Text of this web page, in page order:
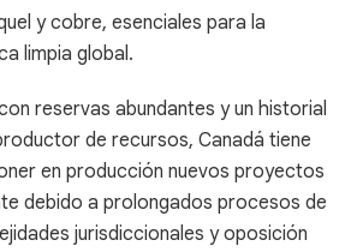
y cobre, esenciales para la
limpia global.
reservas abundantes y un historial
de recursos, Canadá tiene
en producción nuevos proyectos
debido a prolongados procesos de
jurisdiccionales y oposición